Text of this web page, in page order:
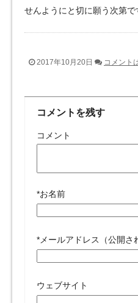
せんようにと切に願う次第で
2017年10月20日
コメント
コメントを残す
コメント
*お名前
* メールアドレス（公開さ
ウェブサイト